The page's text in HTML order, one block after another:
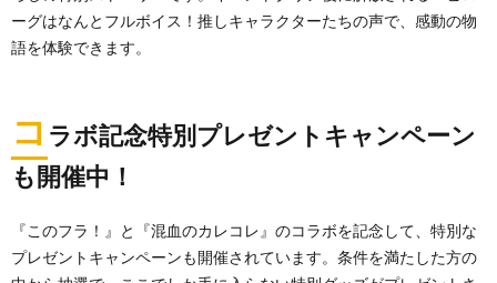
ーグはなんとフルボイス！推しキャラクターたちの声で、感動の物
語を体験できます。
コ ラボ記念特別プレゼントキャンペーン
も開催中！
『このフラ！』と『混血のカレコレ』のコラボを記念して、特別な
プレゼントキャンペーンも開催されています。条件を満たした方の